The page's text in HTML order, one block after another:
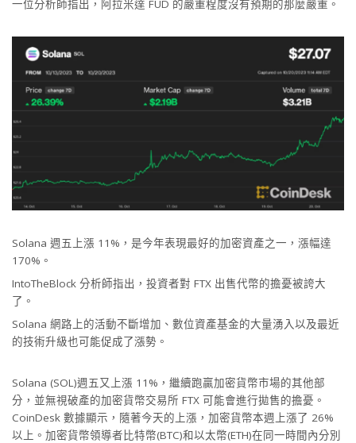
一位分析師指出，阿拉米達 FUD 的嚴重程度沒有預期的那麼嚴重。
Solana 週五上漲 11%，是今年表現最好的加密資產之一，漲幅達
170%。
IntoTheBlock 分析師指出，投資者對 FTX 出售代幣的擔憂被誇大
了。
Solana 網路上的活動不斷增加、數位資產基金的大量湧入以及最近
的技術升級也可能促成了漲勢。
Solana (SOL)週五又上漲 11%，繼續跑贏加密貨幣市場的其他部
分，並無視破產的加密貨幣交易所 FTX 可能會進行拋售的擔憂。
CoinDesk 數據顯示，隨著今天的上漲，加密貨幣本週上漲了 26%
以上。加密貨幣領導者比特幣(BTC)和以太幣(ETH)在同一時間內分別